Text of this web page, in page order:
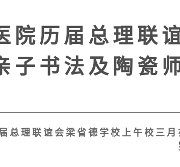
院 历 届 总 理 联
子 书 法 及 陶 瓷
总 理 联 谊 会 梁 省 德 学 校 上 午 校 三